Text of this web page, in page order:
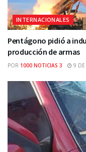
INTERNACIONALES
Pentágono pidió a
producción de armas
POR 1000 NOTICIAS 3 9